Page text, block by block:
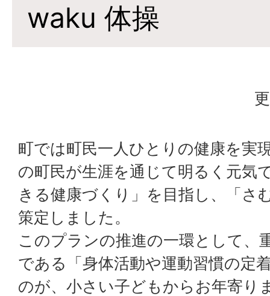
waku 体操
町では町民一人ひとりの健康を実
の町民が生涯を通じて明るく元気
きる健康づくり」を目指し、「さ
策定しました。
このプランの推進の一環として、
である「身体活動や運動習慣の定
のが、小さい子どもからお年寄り